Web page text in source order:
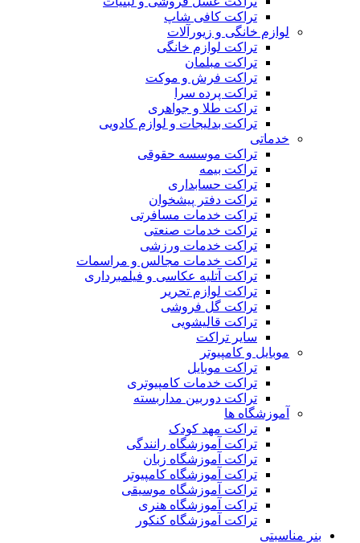
تراکت کافی شاپ
لوازم خانگی و زیورآلات
تراکت لوازم خانگی
تراکت مبلمان
تراکت فرش و موکت
تراکت پرده سرا
تراکت طلا و جواهری
تراکت بدلیجات و لوازم کادویی
خدماتی
تراکت موسسه حقوقی
تراکت بیمه
تراکت حسابداری
تراکت دفتر پیشخوان
تراکت خدمات مسافرتی
تراکت خدمات صنعتی
تراکت خدمات ورزشی
تراکت خدمات مجالس و مراسمات
تراکت آتلیه عکاسی و فیلمبرداری
تراکت لوازم تحریر
تراکت گل فروشی
تراکت قالیشویی
سایر تراکت
موبایل و کامپیوتر
تراکت موبایل
تراکت خدمات کامپیوتری
تراکت دوربین مداربسته
آموزشگاه ها
تراکت مهد کودک
تراکت آموزشگاه رانندگی
تراکت آموزشگاه زبان
تراکت آموزشگاه کامپیوتر
تراکت آموزشگاه موسیقی
تراکت آموزشگاه هنری
تراکت آموزشگاه کنکور
بنر مناسبتی